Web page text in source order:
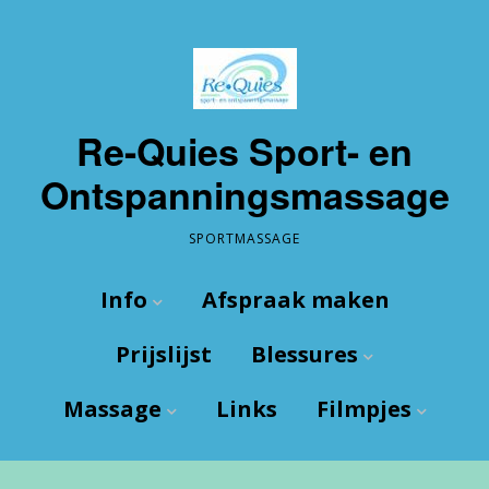
Re-Quies Sport- en
Ontspanningsmassage
SPORTMASSAGE
Info
Wie ben ik?
De Praktijk
Route
Afspraak maken
Prijslijst
Blessures
Wat zijn blessures
Enkel
Massage
Sport
Links Filmpjes
Enkel tapen